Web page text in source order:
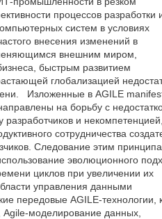
процессов разработки
систем в условиях
внесения изменений в
внешним миром,
быстрым развитием
глобализацией
Изложенные в АGILE
на борьбу с
разработчиков и
сотрудничества
Следование этим
эволюционного
циклов при увеличении их
управления данными
передовые AGILE-технологии,
Agile-моделирование данных,